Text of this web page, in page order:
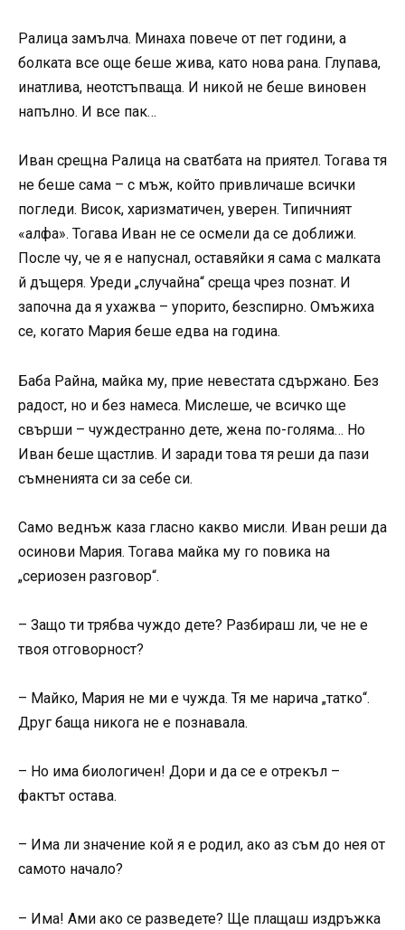
Ралица замълча. Минаха повече от пет години, а
болката все още беше жива, като нова рана. Глупава,
инатлива, неотстъпваща. И никой не беше виновен
напълно. И все пак…
Иван срещна Ралица на сватбата на приятел. Тогава тя
не беше сама – с мъж, който привличаше всички
погледи. Висок, харизматичен, уверен. Типичният
«алфа». Тогава Иван не се осмели да се доближи.
После чу, че я е напуснал, оставяйки я сама с малката
й дъщеря. Уреди „случайна“ среща чрез познат. И
започна да я ухажва – упорито, безспирно. Омъжиха
се, когато Мария беше едва на година.
Баба Райна, майка му, прие невестата сдържано. Без
радост, но и без намеса. Мислеше, че всичко ще
свърши – чуждестранно дете, жена по-голяма… Но
Иван беше щастлив. И заради това тя реши да пази
съмненията си за себе си.
Само веднъж каза гласно какво мисли. Иван реши да
осинови Мария. Тогава майка му го повика на
„сериозен разговор“.
– Защо ти трябва чуждо дете? Разбираш ли, че не е
твоя отговорност?
– Майко, Мария не ми е чужда. Тя ме нарича „татко“.
Друг баща никога не е познавала.
– Но има биологичен! Дори и да се е отрекъл –
фактът остава.
– Има ли значение кой я е родил, ако аз съм до нея от
самото начало?
– Има! Ами ако се разведете? Ще плащаш издръжка